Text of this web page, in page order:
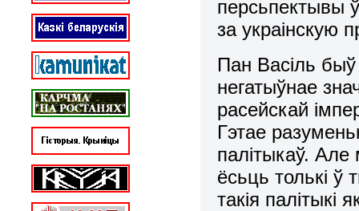
персьпектывы
за украінскую
Пан Васіль
негатыўнае
расейскай
Гэтае
палітыкаў.
ёсьць толькі ў
такія палітыкі